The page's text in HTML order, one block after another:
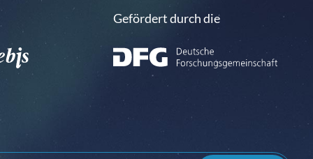
Gefördert durch die